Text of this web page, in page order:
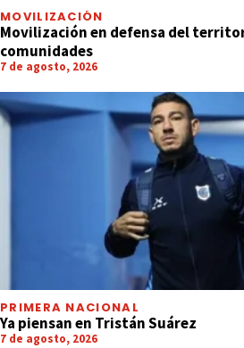
MOVILIZACIÓN
Movilización en defensa del
comunidades
7 de agosto, 2026
PRIMERA NACIONAL
Ya piensan en Tristán Suárez
7 de agosto, 2026